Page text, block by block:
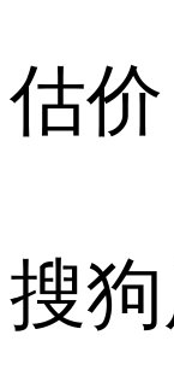
估价
搜